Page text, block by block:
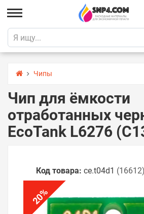
Чипы
Чип для ёмкости
отработанных
EcoTank L6276
Код товара: ce.t04d1 (16612)
20
%